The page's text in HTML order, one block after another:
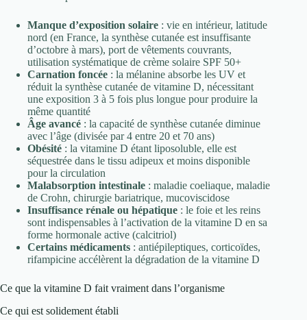
Manque d’exposition solaire : vie en intérieur, latitude
nord (en France, la synthèse cutanée est insuffisante
d’octobre à mars), port de vêtements couvrants,
utilisation systématique de crème solaire SPF 50+
Carnation foncée : la mélanine absorbe les UV et
réduit la synthèse cutanée de vitamine D, nécessitant
une exposition 3 à 5 fois plus longue pour produire la
même quantité
Âge avancé : la capacité de synthèse cutanée diminue
avec l’âge (divisée par 4 entre 20 et 70 ans)
Obésité : la vitamine D étant liposoluble, elle est
séquestrée dans le tissu adipeux et moins disponible
pour la circulation
Malabsorption intestinale : maladie coeliaque, maladie
de Crohn, chirurgie bariatrique, mucoviscidose
Insuffisance rénale ou hépatique : le foie et les reins
sont indispensables à l’activation de la vitamine D en sa
forme hormonale active (calcitriol)
Certains médicaments : antiépileptiques, corticoïdes,
rifampicine accélèrent la dégradation de la vitamine D
Ce que la vitamine D fait vraiment dans l’organisme
Ce qui est solidement établi